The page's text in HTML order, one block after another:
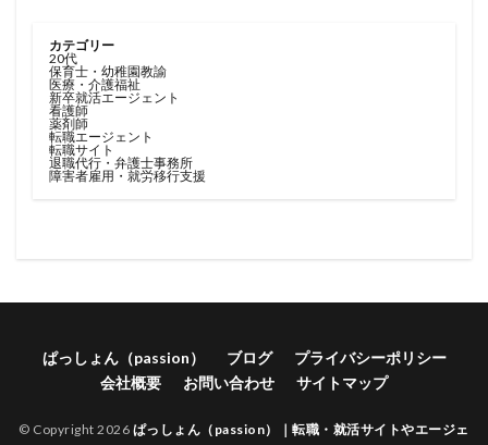
カテゴリー
20代
保育士・幼稚園教諭
医療・介護福祉
新卒就活エージェント
看護師
薬剤師
転職エージェント
転職サイト
退職代行・弁護士事務所
障害者雇用・就労移行支援
ぱっしょん（passion） ブログ
プライバシーポリシー
会社概要
お問い合わせ サイトマップ
© Copyright 2026 ぱっしょん（passion）｜転職・就活サイトやエージェ